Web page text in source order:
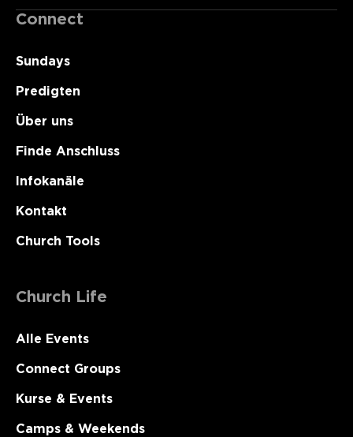
Connect
Sundays
Predigten
Über uns
Finde Anschluss
Infokanäle
Kontakt
Church Tools
Church Life
Alle Events
Connect Groups
Kurse & Events
Camps & Weekends